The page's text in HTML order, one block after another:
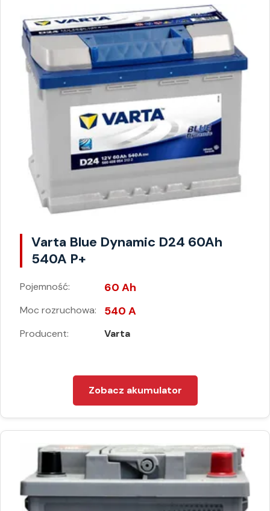
Varta Blue Dynamic D24 60Ah
540A P+
Pojemność: 60 Ah
Moc rozruchowa: 540 A
Producent: Varta
Zobacz akumulator